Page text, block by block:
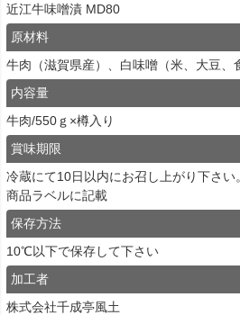
近江牛味噌漬 MD80
原材料
牛肉（滋賀県産）、白味噌（米、大豆、
内容量
牛肉/550ｇ×樽入り
賞味期限
冷蔵にて10日以内にお召し上がり下さい。
商品ラベルに記載
保存方法
10℃以下で保存して下さい
加工者
株式会社千成亭風土